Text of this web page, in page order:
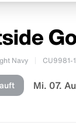
Navy CU9981-
Mi. 07.